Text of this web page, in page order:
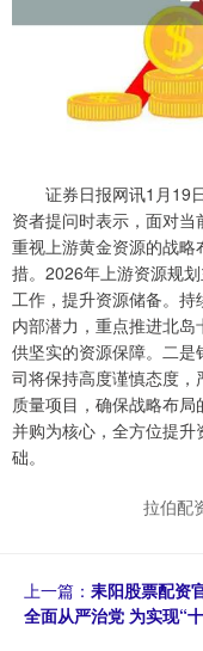
证券日报网讯1月19日
资者提问时表示，面对
重视上游黄金资源的战
措。2026年上游资源规
工作，提升资源储备。
内部潜力，重点推进北
供坚实的资源保障。二
司将保持高度谨慎态度
质量项目，确保战略布
并购为核心，全方位提
础。
拉伯配
上一篇： 耒阳股票配资
全面从严治党 为实现“